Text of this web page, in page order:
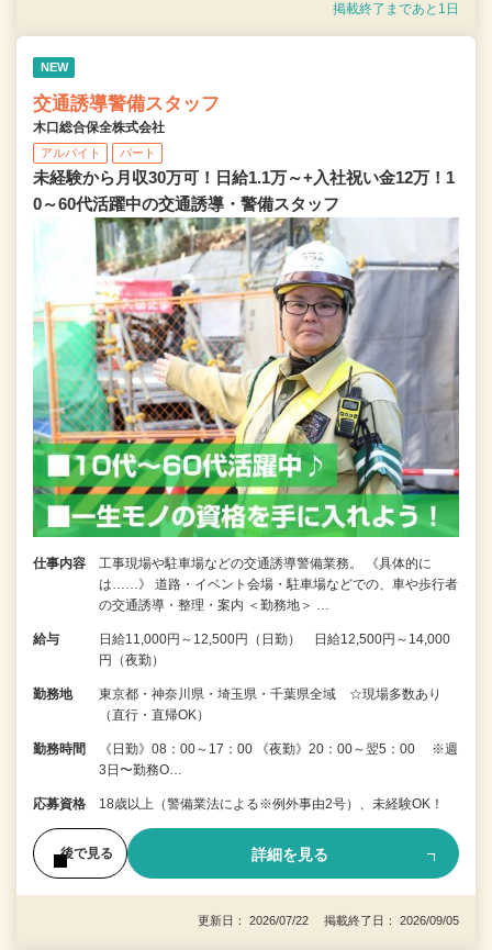
掲載終了まであと1日
NEW
交通誘導警備スタッフ
木口総合保全株式会社
アルバイト パート
未経験から月収30万可！日給1.1万～+入社祝い金12万！1
0～60代活躍中の交通誘導・警備スタッフ
仕事内容
工事現場や駐車場などの交通誘導警備業務。 《具体的に
は……》 道路・イベント会場・駐車場などでの、車や歩行者
の交通誘導・整理・案内 ＜勤務地＞ …
給与
日給11,000円～12,500円（日勤） 日給12,500円～14,000
円（夜勤）
勤務地
東京都・神奈川県・埼玉県・千葉県全域 ☆現場多数あり
（直行・直帰OK）
勤務時間
《日勤》08：00～17：00 《夜勤》20：00～翌5：00 ※週
3日〜勤務O…
応募資格 18歳以上（警備業法による※例外事由2号）、未経験OK！
後で見る 詳細を見る
更新日： 2026/07/22 掲載終了日： 2026/09/05